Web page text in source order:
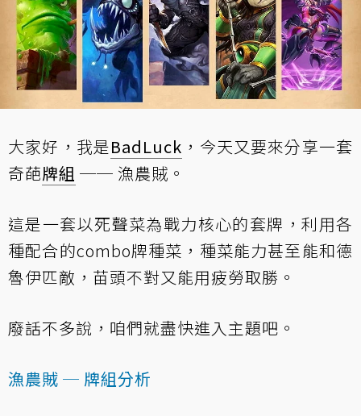
大家好，我是BadLuck ，今天又要來分享一套
奇葩牌組 ── 漁農賊。
這是一套以死聲菜為戰力核心的套牌，利用各
種配合的combo牌種菜，種菜能力甚至能和德
魯伊匹敵，苗頭不對又能用疲勞取勝。
廢話不多說，咱們就盡快進入主題吧。
漁農賊 ─ 牌組分析